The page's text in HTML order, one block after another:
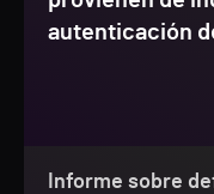
autenticación
Informe sobre